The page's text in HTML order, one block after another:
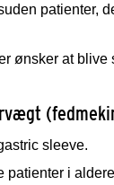
patienter,
ønsker at
sleeve.
i